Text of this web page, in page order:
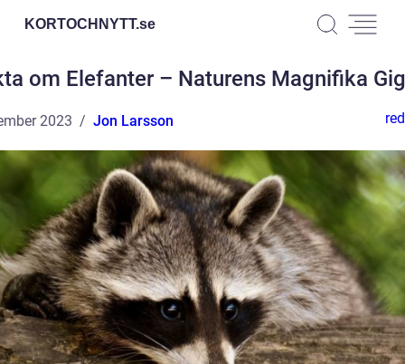
KORTOCHNYTT.se
om Elefanter – Naturens Magnifika
2023 Jon Larsson